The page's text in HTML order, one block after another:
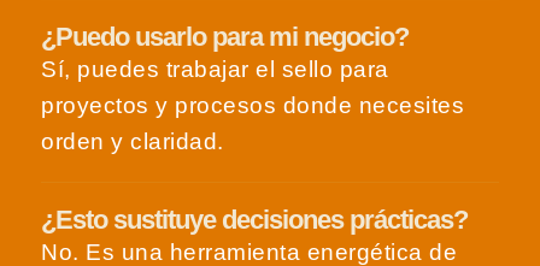
¿Puedo usarlo para mi negocio?
Sí, puedes trabajar el sello para
proyectos y procesos donde necesites
orden y claridad.
¿Esto sustituye decisiones prácticas?
No. Es una herramienta energética de